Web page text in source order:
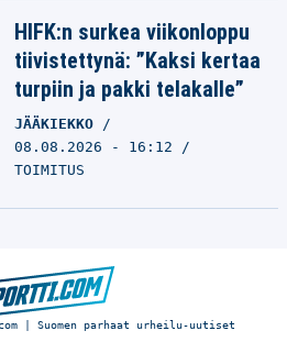
HIFK:n surkea viikonloppu
tiivistettynä: ”Kaksi kertaa
turpiin ja pakki telakalle”
JÄÄKIEKKO
08.08.2026 - 16:12
TOIMITUS
| Suomen parhaat urheilu-uutiset